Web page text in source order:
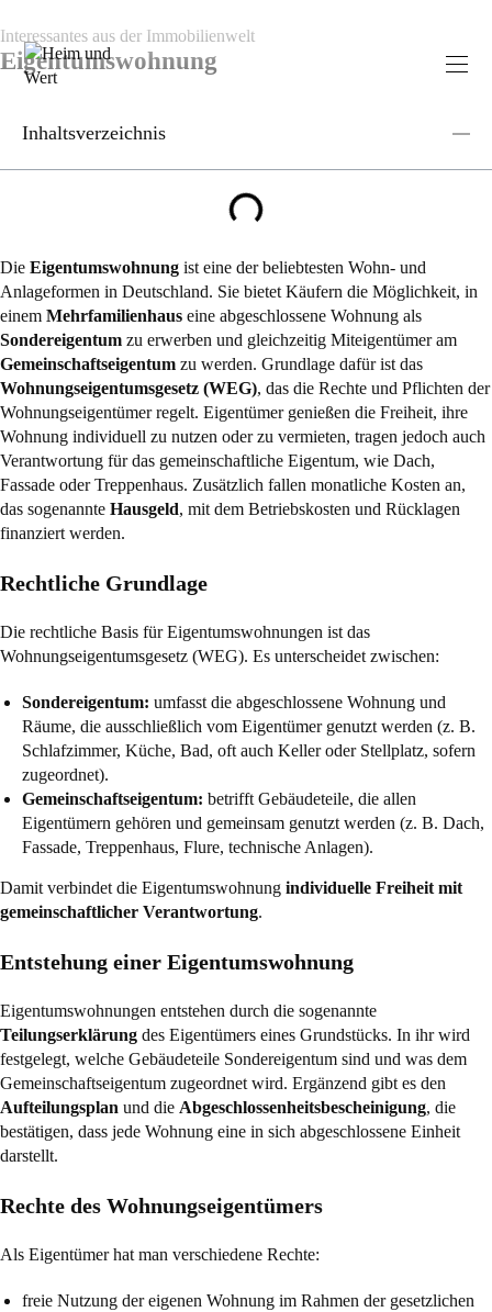
Interessantes aus der Immobilienwelt
Eigentumswohnung
Inhaltsverzeichnis
Die Eigentumswohnung ist eine der beliebtesten Wohn- und
Anlageformen in Deutschland. Sie bietet Käufern die Möglichkeit, in
einem Mehrfamilienhaus eine abgeschlossene Wohnung als
Sondereigentum zu erwerben und gleichzeitig Miteigentümer am
Gemeinschaftseigentum zu werden. Grundlage dafür ist das
Wohnungseigentumsgesetz (WEG), das die Rechte und Pflichten der
Wohnungseigentümer regelt. Eigentümer genießen die Freiheit, ihre
Wohnung individuell zu nutzen oder zu vermieten, tragen jedoch auch
Verantwortung für das gemeinschaftliche Eigentum, wie Dach,
Fassade oder Treppenhaus. Zusätzlich fallen monatliche Kosten an,
das sogenannte Hausgeld, mit dem Betriebskosten und Rücklagen
finanziert werden.
Rechtliche Grundlage
Die rechtliche Basis für Eigentumswohnungen ist das
Wohnungseigentumsgesetz (WEG). Es unterscheidet zwischen:
Sondereigentum: umfasst die abgeschlossene Wohnung und
Räume, die ausschließlich vom Eigentümer genutzt werden (z. B.
Schlafzimmer, Küche, Bad, oft auch Keller oder Stellplatz, sofern
zugeordnet).
Gemeinschaftseigentum: betrifft Gebäudeteile, die allen
Eigentümern gehören und gemeinsam genutzt werden (z. B. Dach,
Fassade, Treppenhaus, Flure, technische Anlagen).
Damit verbindet die Eigentumswohnung individuelle Freiheit mit
gemeinschaftlicher Verantwortung.
Entstehung einer Eigentumswohnung
Eigentumswohnungen entstehen durch die sogenannte
Teilungserklärung des Eigentümers eines Grundstücks. In ihr wird
festgelegt, welche Gebäudeteile Sondereigentum sind und was dem
Gemeinschaftseigentum zugeordnet wird. Ergänzend gibt es den
Aufteilungsplan und die Abgeschlossenheitsbescheinigung, die
bestätigen, dass jede Wohnung eine in sich abgeschlossene Einheit
darstellt.
Rechte des Wohnungseigentümers
Als Eigentümer hat man verschiedene Rechte:
freie Nutzung der eigenen Wohnung im Rahmen der gesetzlichen